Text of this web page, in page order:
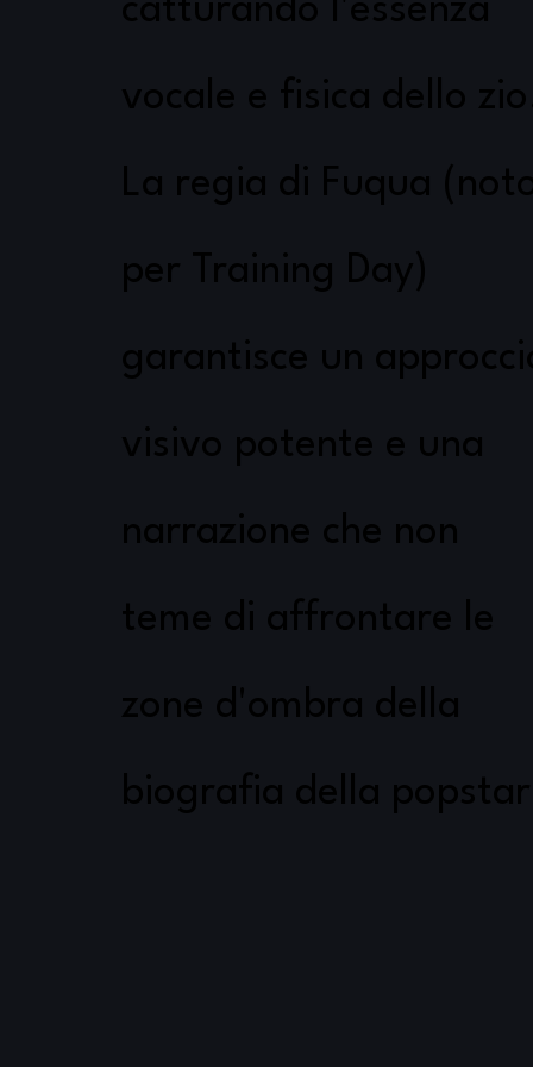
catturando l'essenza
vocale e fisica dello
La regia di Fuqua
per Training Day)
garantisce un
visivo potente e una
narrazione che non
teme di affrontare le
zone d'ombra della
biografia della